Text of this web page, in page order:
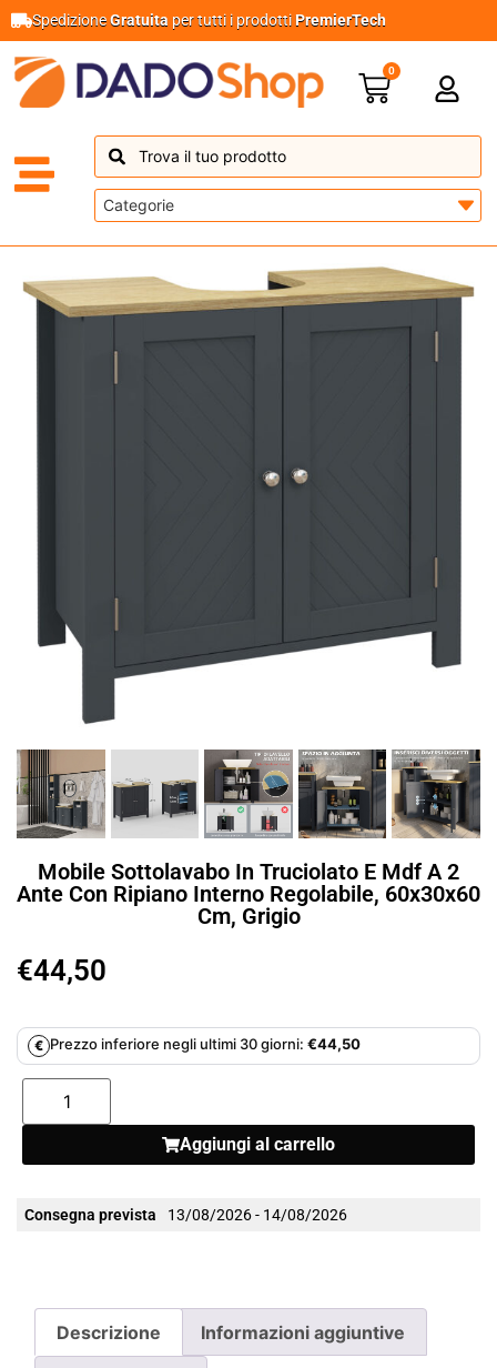
SpedizioneGratuita per tutti i prodottiPremierTech
0
Mobile Sottolavabo In Truciolato E Mdf A 2
Ante Con Ripiano Interno Regolabile, 60x30x60
Cm, Grigio
€44,50
€ Prezzo inferiore negli ultimi 30 giorni: €44,50
Aggiungi al carrello
Consegna prevista 13/08/2026 - 14/08/2026
Descrizione Informazioni aggiuntive